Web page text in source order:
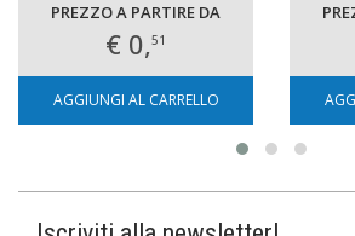
PREZZO A PARTIRE DA
€ 0,51
AGGIUNGI AL CARRELLO